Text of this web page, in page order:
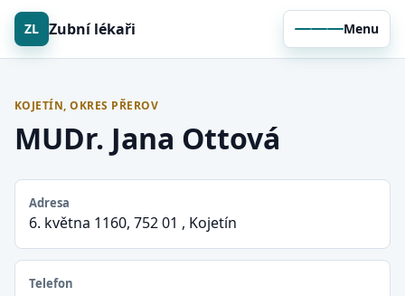
ZL Zubní lékaři Menu
KOJETÍN, OKRES PŘEROV
MUDr. Jana Ottová
Adresa
6. května 1160, 752 01 , Kojetín
Telefon